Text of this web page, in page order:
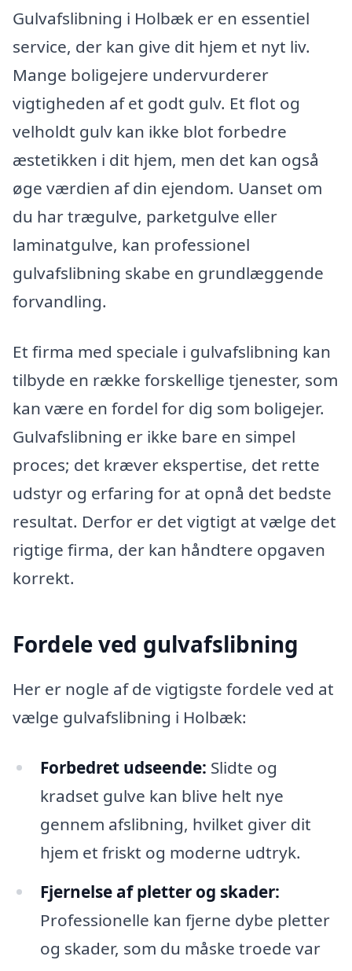
Gulvafslibning i Holbæk er en essentiel
service, der kan give dit hjem et nyt liv.
Mange boligejere undervurderer
vigtigheden af et godt gulv. Et flot og
velholdt gulv kan ikke blot forbedre
æstetikken i dit hjem, men det kan også
øge værdien af din ejendom. Uanset om
du har trægulve, parketgulve eller
laminatgulve, kan professionel
gulvafslibning skabe en grundlæggende
forvandling.
Et firma med speciale i gulvafslibning kan
tilbyde en række forskellige tjenester, som
kan være en fordel for dig som boligejer.
Gulvafslibning er ikke bare en simpel
proces; det kræver ekspertise, det rette
udstyr og erfaring for at opnå det bedste
resultat. Derfor er det vigtigt at vælge det
rigtige firma, der kan håndtere opgaven
korrekt.
Fordele ved gulvafslibning
Her er nogle af de vigtigste fordele ved at
vælge gulvafslibning i Holbæk:
Forbedret udseende: Slidte og
kradset gulve kan blive helt nye
gennem afslibning, hvilket giver dit
hjem et friskt og moderne udtryk.
Fjernelse af pletter og skader:
Professionelle kan fjerne dybe pletter
og skader, som du måske troede var